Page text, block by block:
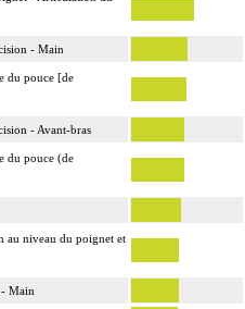
- Main
du pouce [de
- Avant-bras
du pouce (de
au niveau du poignet et
- Main